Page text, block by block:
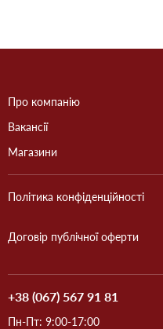
Про компанію
Вакансії
Магазини
Політика конфіденційності
Договір публічної оферти
+38 (067) 567 91 81
Пн-Пт: 9:00-17:00